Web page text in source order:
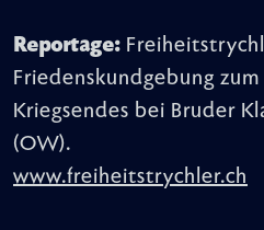
Reportage:
Friedenskundgebung zum
Kriegsendes bei Bruder
(OW).
www.freiheitstrychler.ch